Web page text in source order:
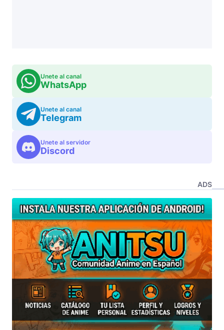
Unete al canal
WhatsApp
Unete al canal
Telegram
Unete al servidor
Discord
ADS